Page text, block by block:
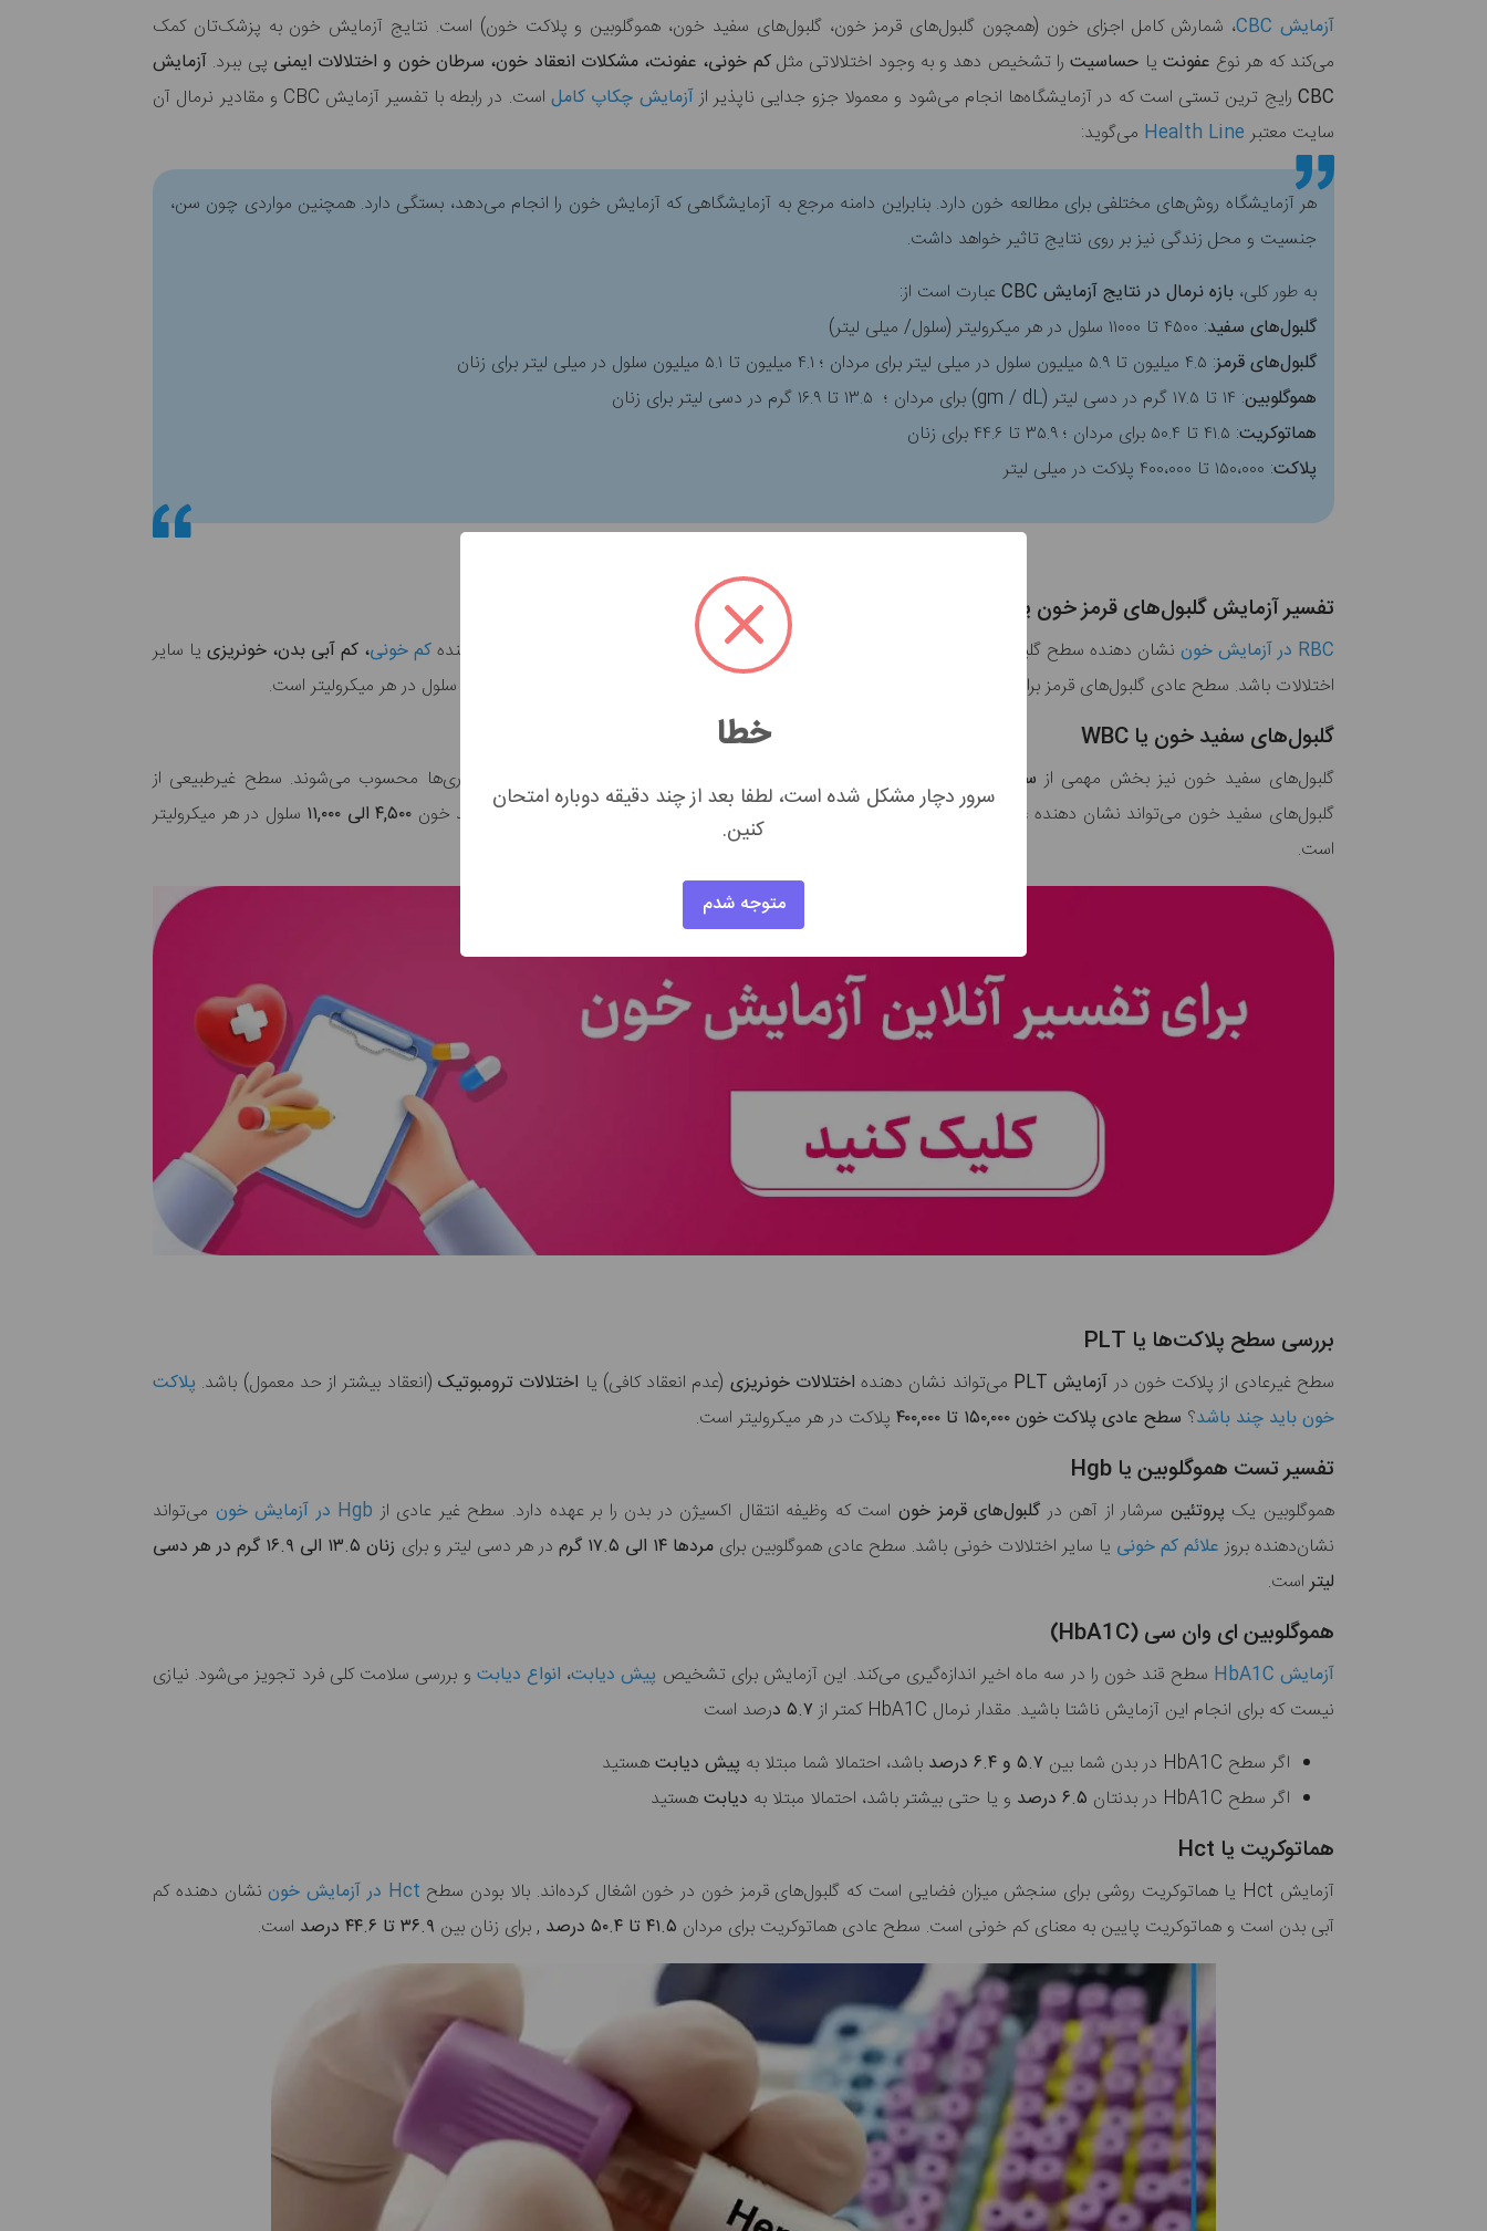
آزمایش CBC
، شمارش کامل اجزای خون (همچون گلبول‌های قرمز خون، گلبول‌های سفید خون، هموگلوبین و پلاکت‌ خون) است. نتایج آزمایش خون به پزشک‌تان کمک
می‌کند که هر نوع عفونت یا حساسیت را تشخیص دهد و به وجود اختلالاتی مثلکم خونی، عفونت، مشکلات انعقاد خون، سرطان خون و اختلالات ایمنی پی ببرد. آزمایش
CBCرایج ترین تستی است که در آزمایشگاه‌ها انجام می‌شود و معمولا جزو جدایی ناپذیر ازآزمایش‌ چکاپ کامل
است. در رابطه با تفسیر آزمایش CBC و مقادیر نرمال آن
سایت معتبرHealth Line می‌گوید:
هر آزمایشگاه روش‌های مختلفی برای مطالعه خون دارد. بنابراین دامنه مرجع به آزمایشگاهی که آزمایش خون را انجام می‌دهد، بستگی دارد. همچنین مواردی چون سن،
جنسیت و محل زندگی نیز بر روی نتایج تاثیر خواهد داشت.
به طور کلی، بازه نرمال در نتایج آزمایش CBC
عبارت است از:
گلبول‌های سفید: ۴۵۰۰ تا ۱۱۰۰۰ سلول در هر میکرولیتر (سلول/ میلی لیتر)
گلبول‌های قرمز: ۴.۵ میلیون تا ۵.۹ میلیون سلول در میلی لیتر برای مردان ؛ ۴.۱ میلیون تا ۵.۱ میلیون سلول در میلی لیتر برای زنان
هموگلوبین: ۱۴ تا ۱۷.۵ گرم در دسی لیتر (gm / dL) برای مردان ؛ ۱۳.۵ تا ۱۶.۹ گرم در دسی لیتر برای زنان
هماتوکریت: ۴۱.۵ تا ۵۰.۴ برای مردان ؛ ۳۵.۹ تا ۴۴.۶ برای زنان
پلاکت: ۱۵۰،۰۰۰ تا ۴۰۰،۰۰۰ پلاکت در میلی لیتر
تفسیر آزمایش گلبول‌های قرمز خون یا RBC
RBC در آزمایش خون نشان دهنده سطح گلبول‌های قرمز خون است. سطح غیرطبیعی از گلبول‌های قرمز خون می‌تواند نشان دهندهکم خونی‌، کم آبی بدن، خونریزییا سایر
اختلالات باشد. سطح عادی گلبول‌های قرمز برای مردها
میلیون سلول در هر میکرولیتر است.
گلبول‌های سفید خون یا WBC
گلبول‌های سفید خون نیز بخش مهمی از سیستم ایمنی
هستند و مهم‌ترین خط دفاعی بدن برای مقابله با عفونت‌ها و بیماری‌ها محسوب می‌شوند. سطح غیرطبیعی از
گلبول‌های سفید خون می‌تواند نشان دهنده عفونت،سرطان خون یا اختلالات سیستم ایمنی باشد. سطح عادی گلبول‌های سفید خون ۴,۵۰۰ الی ۱۱,۰۰۰
سلول در هر میکرولیتر
است.
بررسی سطح پلاکت‌ها یا PLT
سطح غیرعادی از پلاکت خون درآزمایش PLT می‌تواند نشان دهنده اختلالات خونریزی (عدم انعقاد کافی) یا اختلالات ترومبوتیک (انعقاد بیشتر از حد معمول) باشد. پلاکت
خون باید چند باشد؟ سطح عادی پلاکت خون ۱۵۰,۰۰۰ تا ۴۰۰,۰۰۰ پلاکت در هر میکرولیتر است.
تفسیر تست هموگلوبین یا Hgb
هموگلوبین یک پروتئین سرشار از آهن در گلبول‌های قرمز خوناست که وظیفه انتقال اکسیژن در بدن را بر عهده دارد. سطح غیر عادی از Hgb در آزمایش خون
می‌تواند
نشان‌دهنده بروزعلائم کم خونی یا سایر اختلالات خونی باشد. سطح عادی هموگلوبین برای مردها ۱۴ الی ۱۷.۵ گرم در هر دسی لیتر و برای
زنان ۱۳.۵ الی ۱۶.۹ گرم در هر دسی
لیتراست.
هموگلوبین ای وان سی (HbA1C)
آزمایش HbA1C سطح قند خون را در سه ماه اخیر اندازه‌گیری می‌کند. این آزمایش برای تشخیص پیش دیابت، انواع دیابت و بررسی سلامت کلی فرد تجویز می‌شود. نیازی
نیست که برای انجام این آزمایش ناشتا باشید. مقدار نرمال HbA1C کمتر از ۵.۷ د
رصد است
اگر سطح HbA1C در بدن شما بین
۵.۷ و ۶.۴ درصد باشد، احتمالا شما مبتلا به پیش دیابتهستید
اگر سطح HbA1C در بدنتان
۶.۵ درصد و یا حتی بیشتر باشد، احتمالا مبتلا به دیابتهستید
هماتوکریت یا Hct
آزمایش Hct یا هماتوکریت روشی برای سنجش میزان فضایی است که گلبول‌های قرمز خون در خون اشغال کرده‌اند. بالا بودن سطح
نشان دهنده کم
آبی بدن است و هماتوکریت پایین به معنای کم خونی است. سطح عادی هماتوکریت برای مردان , برای زنان بین است.
خطا
سرور دچار مشکل شده است، لطفا بعد از چند دقیقه دوباره امتحان
کنین.
متوجه شدم